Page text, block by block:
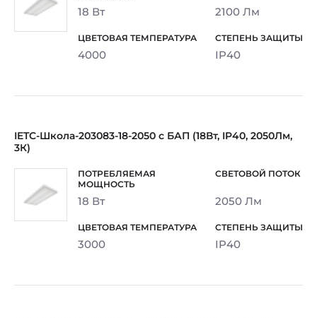
18 Вт 2100 Лм
4000 IP40
IETC-Школа-203083-18-2050 с БАП (18Вт, IP40, 2050Лм,
3К)
18 Вт 2050 Лм
3000 IP40